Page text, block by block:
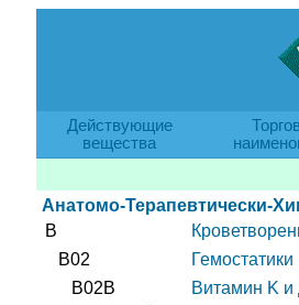
Действующие
вещества
Анатомо-Терапевтически-
B
B02
Гемостатики
B02B
Витамин K и